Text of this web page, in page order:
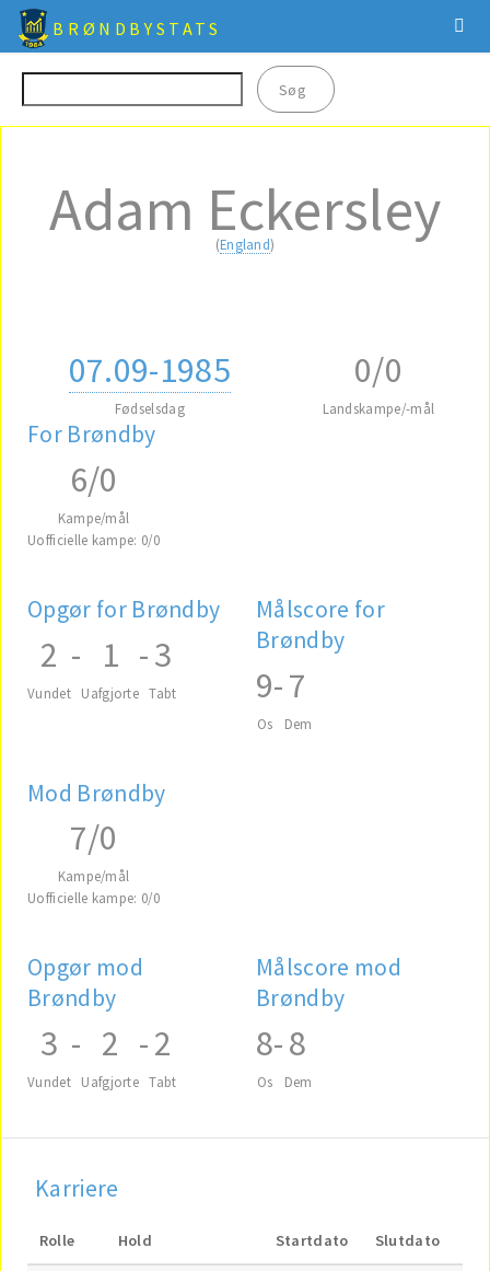
BRØNDBYSTATS
Adam Eckersley
(England)
07.09-1985
Fødselsdag
0/0
Landskampe/-mål
For Brøndby
6/0
Kampe/mål
Uofficielle kampe: 0/0
Opgør for Brøndby
2
Vundet
- 1
Uafgjorte
-3
Tabt
Målscore for
Brøndby
9
Os
-7
Dem
Mod Brøndby
7/0
Kampe/mål
Uofficielle kampe: 0/0
Opgør mod
Brøndby
3
Vundet
- 2
Uafgjorte
-2
Tabt
Målscore mod
Brøndby
8
Os
-8
Dem
Karriere
Rolle Hold Startdato Slutdato